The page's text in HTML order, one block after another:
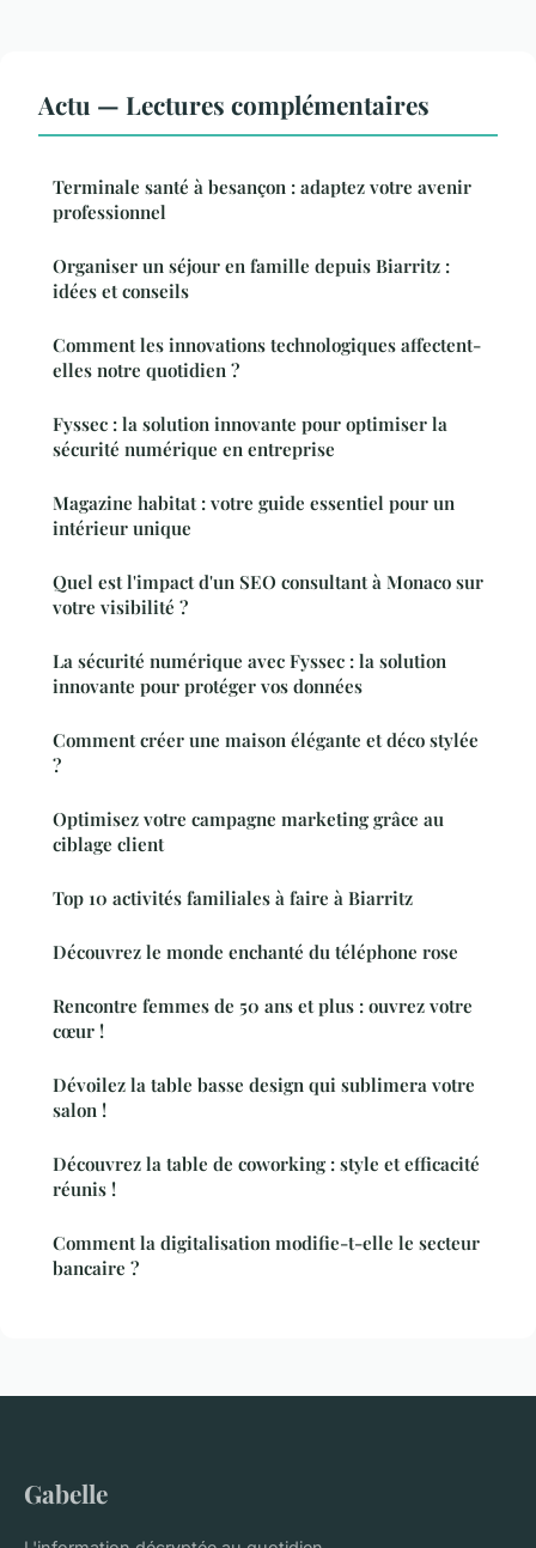
Actu — Lectures complémentaires
Terminale santé à besançon : adaptez votre avenir
professionnel
Organiser un séjour en famille depuis Biarritz :
idées et conseils
Comment les innovations technologiques affectent-
elles notre quotidien ?
Fyssec : la solution innovante pour optimiser la
sécurité numérique en entreprise
Magazine habitat : votre guide essentiel pour un
intérieur unique
Quel est l'impact d'un SEO consultant à Monaco sur
votre visibilité ?
La sécurité numérique avec Fyssec : la solution
innovante pour protéger vos données
Comment créer une maison élégante et déco stylée
?
Optimisez votre campagne marketing grâce au
ciblage client
Top 10 activités familiales à faire à Biarritz
Découvrez le monde enchanté du téléphone rose
Rencontre femmes de 50 ans et plus : ouvrez votre
cœur !
Dévoilez la table basse design qui sublimera votre
salon !
Découvrez la table de coworking : style et efficacité
réunis !
Comment la digitalisation modifie-t-elle le secteur
bancaire ?
Gabelle